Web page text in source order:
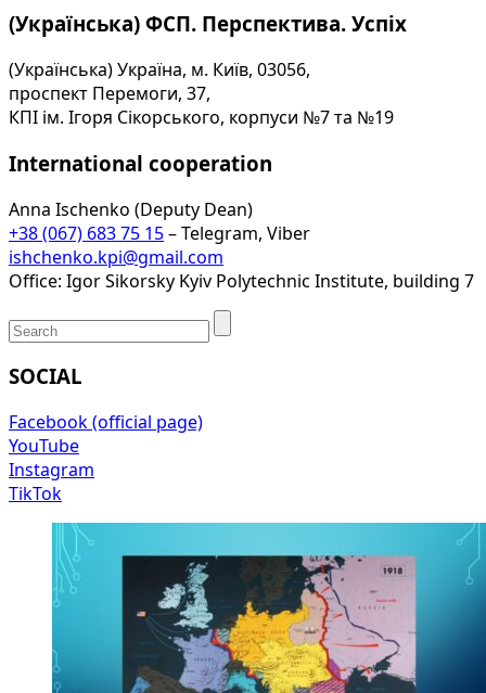
(Українська) ФСП. Перспектива. Успіх
(Українська) Україна, м. Київ, 03056,
проспект Перемоги, 37,
КПІ ім. Ігоря Сікорського, корпуси №7 та №19
International cooperation
Anna Ischenko (Deputy Dean)
+38 (067) 683 75 15– Telegram, Viber
ishchenko.kpi@gmail.com
Office: Igor Sikorsky Kyiv Polytechnic Institute, building 7
SOCIAL
Facebook (official page)
YouTube
Instagram
TikTok